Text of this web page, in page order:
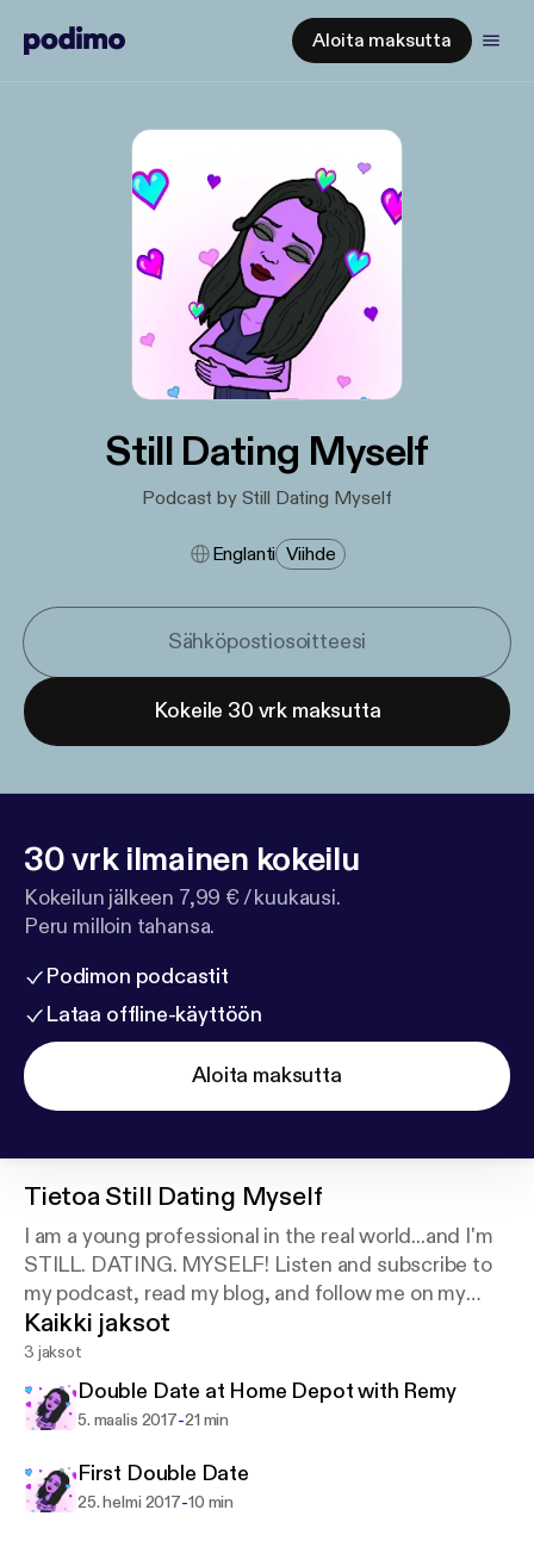
Aloita maksutta
Still Dating Myself
Podcast by Still Dating Myself
Englanti Viihde
Kokeile 30 vrk maksutta
30 vrk ilmainen kokeilu
Kokeilun jälkeen 7,99 € / kuukausi.
Peru milloin tahansa.
Podimon podcastit
Lataa offline-käyttöön
Aloita maksutta
Tietoa Still Dating Myself
I am a young professional in the real world...and I'm
STILL. DATING. MYSELF! Listen and subscribe to
my podcast, read my blog, and follow me on my
journey full of mischievous anecdotes and
intriguing commentary.
Kaikki jaksot
3 jaksot
Double Date at Home Depot with Remy
5. maalis 2017-21 min
First Double Date
25. helmi 2017-10 min